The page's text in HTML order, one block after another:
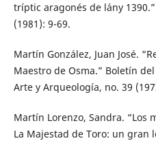
tríptic aragonés de l´any
(1981): 9-69.
Martín González, Juan José.
Maestro de Osma.” Boletín
Arte y Arqueología, no. 39
Martín Lorenzo, Sandra. “Los
La Majestad de Toro: un gran